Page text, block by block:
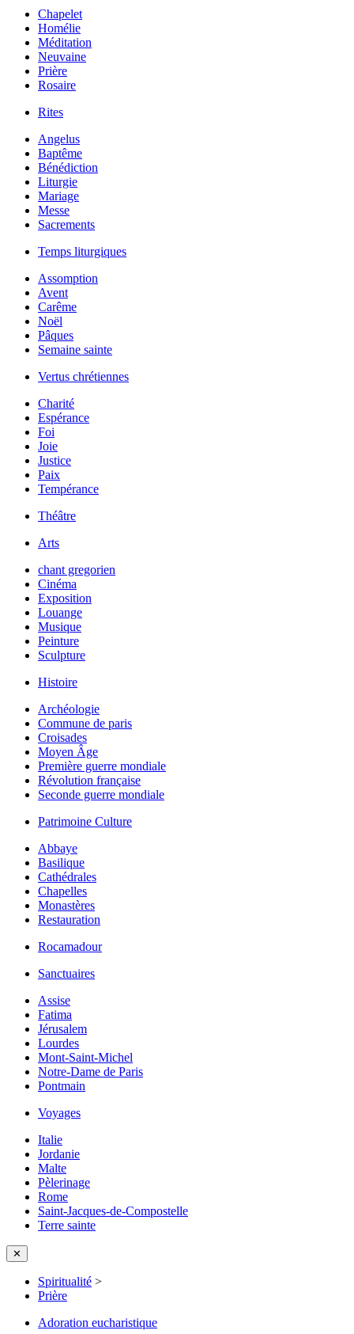
Chapelet
Homélie
Méditation
Neuvaine
Prière
Rosaire
Rites
Angelus
Baptême
Bénédiction
Liturgie
Mariage
Messe
Sacrements
Temps liturgiques
Assomption
Avent
Carême
Noël
Pâques
Semaine sainte
Vertus chrétiennes
Charité
Espérance
Foi
Joie
Justice
Paix
Tempérance
Théâtre
Arts
chant gregorien
Cinéma
Exposition
Louange
Musique
Peinture
Sculpture
Histoire
Archéologie
Commune de paris
Croisades
Moyen Âge
Première guerre mondiale
Révolution française
Seconde guerre mondiale
Patrimoine Culture
Abbaye
Basilique
Cathédrales
Chapelles
Monastères
Restauration
Rocamadour
Sanctuaires
Assise
Fatima
Jérusalem
Lourdes
Mont-Saint-Michel
Notre-Dame de Paris
Pontmain
Voyages
Italie
Jordanie
Malte
Pèlerinage
Rome
Saint-Jacques-de-Compostelle
Terre sainte
✕
Spiritualité >
Prière
Adoration eucharistique